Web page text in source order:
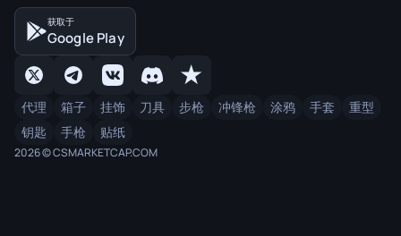
获取于
Google Play
代理 箱子 挂饰 刀具 步枪 冲锋枪 涂鸦 手套
重型
钥匙
手枪 贴纸
2026 © CSMARKETCAP.COM